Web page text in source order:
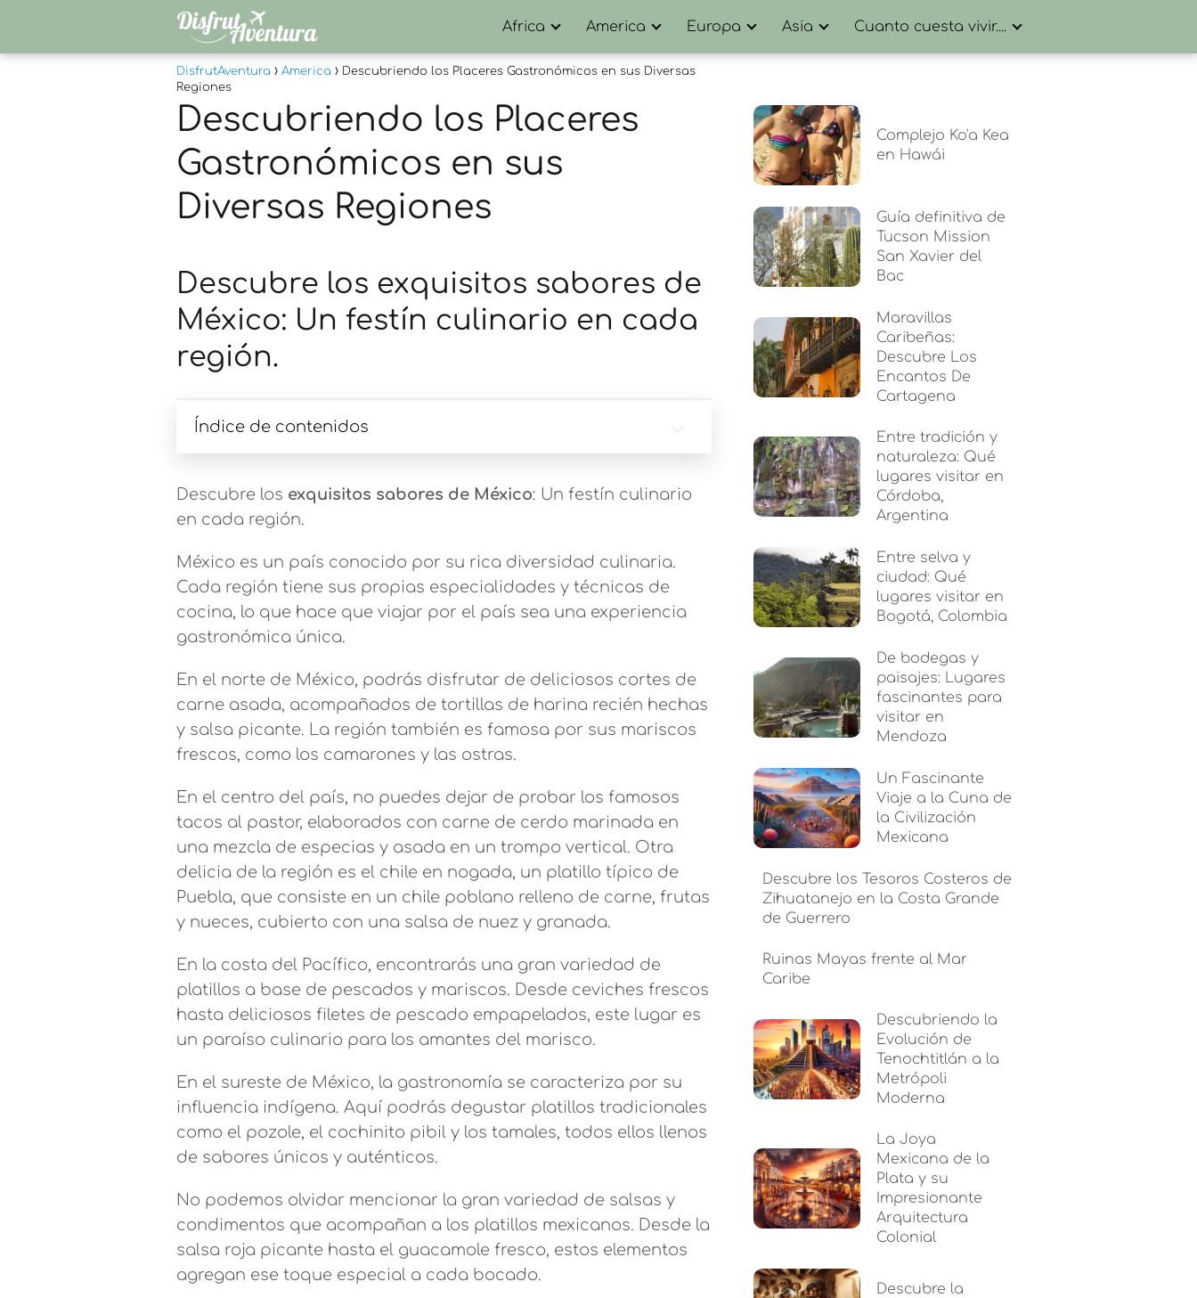
Africa America Europa Asia Cuanto cuesta vivir....
DisfrutAventura America
Descubriendo los Placeres Gastronómicos en sus Diversas
Regiones
Descubriendo los Placeres
Gastronómicos en sus
Diversas Regiones
Descubre los exquisitos sabores de
México: Un festín culinario en cada
región.
Índice de contenidos
Descubre los exquisitos sabores de México: Un festín culinario
en cada región.
México es un país conocido por su rica diversidad culinaria.
Cada región tiene sus propias especialidades y técnicas de
cocina, lo que hace que viajar por el país sea una experiencia
gastronómica única.
En el norte de México, podrás disfrutar de deliciosos cortes de
carne asada, acompañados de tortillas de harina recién hechas
y salsa picante. La región también es famosa por sus mariscos
frescos, como los camarones y las ostras.
En el centro del país, no puedes dejar de probar los famosos
tacos al pastor, elaborados con carne de cerdo marinada en
una mezcla de especias y asada en un trompo vertical. Otra
delicia de la región es el chile en nogada, un platillo típico de
Puebla, que consiste en un chile poblano relleno de carne, frutas
y nueces, cubierto con una salsa de nuez y granada.
En la costa del Pacífico, encontrarás una gran variedad de
platillos a base de pescados y mariscos. Desde ceviches frescos
hasta deliciosos filetes de pescado empapelados, este lugar es
un paraíso culinario para los amantes del marisco.
En el sureste de México, la gastronomía se caracteriza por su
influencia indígena. Aquí podrás degustar platillos tradicionales
como el pozole, el cochinito pibil y los tamales, todos ellos llenos
de sabores únicos y auténticos.
No podemos olvidar mencionar la gran variedad de salsas y
condimentos que acompañan a los platillos mexicanos. Desde la
salsa roja picante hasta el guacamole fresco, estos elementos
agregan ese toque especial a cada bocado.
Complejo Ko'a Kea
en Hawái
Guía definitiva de
Tucson Mission
San Xavier del
Bac
Maravillas
Caribeñas:
Descubre Los
Encantos De
Cartagena
Entre tradición y
naturaleza: Qué
lugares visitar en
Córdoba,
Argentina
Entre selva y
ciudad: Qué
lugares visitar en
Bogotá, Colombia
De bodegas y
paisajes: Lugares
fascinantes para
visitar en
Mendoza
Un Fascinante
Viaje a la Cuna de
la Civilización
Mexicana
Descubre los Tesoros Costeros de
Zihuatanejo en la Costa Grande
de Guerrero
Ruinas Mayas frente al Mar
Caribe
Descubriendo la
Evolución de
Tenochtitlán a la
Metrópoli
Moderna
La Joya
Mexicana de la
Plata y su
Impresionante
Arquitectura
Colonial
Descubre la